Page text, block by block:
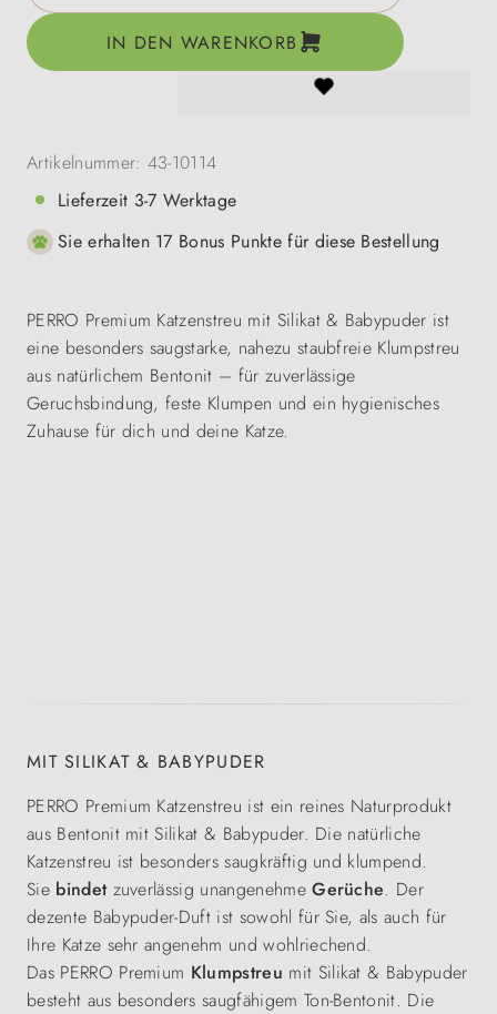
IN DEN WARENKORB
Artikelnummer: 43-10114
Lieferzeit 3-7 Werktage
Sie erhalten 17 Bonus Punkte für diese Bestellung
PERRO Premium Katzenstreu mit Silikat & Babypuder ist
eine besonders saugstarke, nahezu staubfreie Klumpstreu
aus natürlichem Bentonit – für zuverlässige
Geruchsbindung, feste Klumpen und ein hygienisches
Zuhause für dich und deine Katze.
MIT SILIKAT & BABYPUDER
PERRO Premium Katzenstreu ist ein reines Naturprodukt
aus Bentonit mit Silikat & Babypuder. Die natürliche
Katzenstreu ist besonders saugkräftig und klumpend.
Sie bindetzuverlässig unangenehmeGerüche. Der
dezente Babypuder-Duft ist sowohl für Sie, als auch für
Ihre Katze sehr angenehm und wohlriechend.
Das PERRO Premium Klumpstreu mit Silikat & Babypuder
besteht aus besonders saugfähigem Ton-Bentonit. Die